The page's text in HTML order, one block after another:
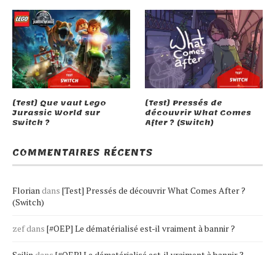
[Test] Que vaut Lego
Jurassic World sur
Switch ?
[Test] Pressés de
découvrir What Comes
After ? (Switch)
COMMENTAIRES RÉCENTS
Floriandans [Test] Pressés de découvrir What Comes After ?
(Switch)
zefdans [#OEP] Le dématérialisé est-il vraiment à bannir ?